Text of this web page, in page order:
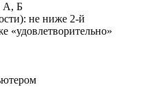
А, Б
не ниже 2-й
«удовлетворительно»